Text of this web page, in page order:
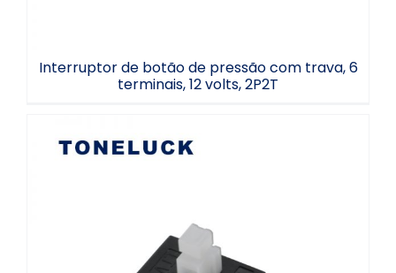
Interruptor de botão de pressão com trava, 6
terminais, 12 volts, 2P2T